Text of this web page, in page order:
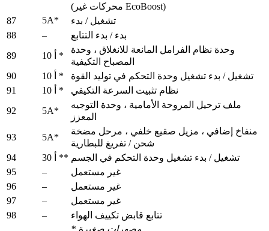
(محركات غير EcoBoost)
87
5A*
تشغيل / بدء
88
–
بدء / بدء التتابع
89
10 أ *
وحدة نظام الفرامل المانعة للانغلاق ، وحدة
المصباح التكيفية
90
10 أ *
تشغيل / بدء تشغيل وحدة التحكم في توليد القوة
91
10 أ *
نظام تثبيت السرعة التكيفي
92
5A*
ملف ترحيل المروحة الأمامية ، وحدة التوجيه
المعزز
93
5A*
منفاخ إضافي ، مزيل صقيع خلفي ، مرحل مضخة
شحن / تفريغ للبطارية
94
30 أ ** تشغيل / بدء تشغيل وحدة التحكم في الجسم
95
–
غير مستعمل
96
–
غير مستعمل
97
–
غير مستعمل
98
–
تتابع قابض تكييف الهواء
* مصهرات صغيرة